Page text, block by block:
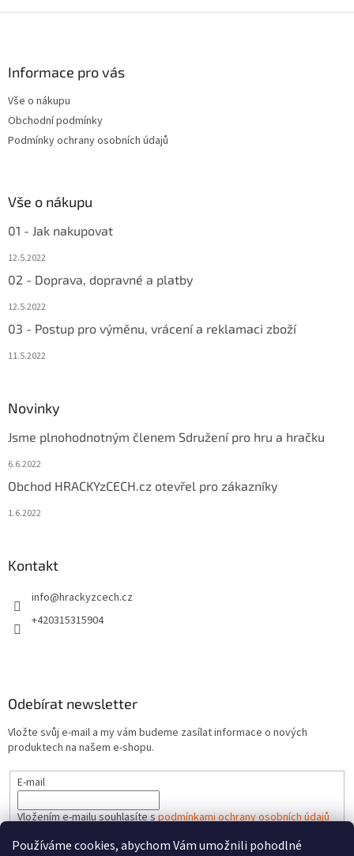
Používáme cookies, abychom Vám umožnili pohodlné
Informace pro vás
Vše o nákupu
Obchodní podmínky
Podmínky ochrany osobních údajů
Vše o nákupu
01 - Jak nakupovat
12.5.2022
02 - Doprava, dopravné a platby
12.5.2022
03 - Postup pro výměnu, vrácení a reklamaci zboží
11.5.2022
Novinky
Jsme plnohodnotným členem Sdružení pro hru a hračku
6.6.2022
Obchod HRACKYzCECH.cz otevřel pro zákazníky
1.6.2022
Kontakt
info@hrackyzcech.cz
+420315315904
Odebírat newsletter
Vložte svůj e-mail a my vám budeme zasílat informace o nových
produktech na našem e-shopu.
E-mail
Vložením e-mailu souhlasíte spodmínkami ochrany osobních údajů